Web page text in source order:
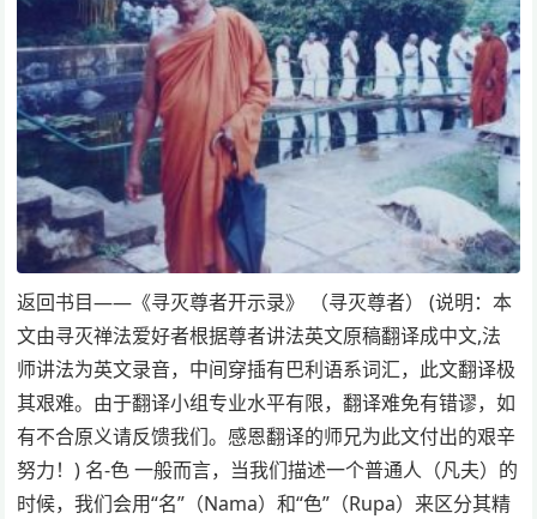
返回书目——《寻灭尊者开示录》 （寻灭尊者） (说明：本
文由寻灭禅法爱好者根据尊者讲法英文原稿翻译成中文,法
师讲法为英文录音，中间穿插有巴利语系词汇，此文翻译极
其艰难。由于翻译小组专业水平有限，翻译难免有错谬，如
有不合原义请反馈我们。感恩翻译的师兄为此文付出的艰辛
努力！) 名-色 一般而言，当我们描述一个普通人（凡夫）的
时候，我们会用“名”（Nama）和“色”（Rupa）来区分其精